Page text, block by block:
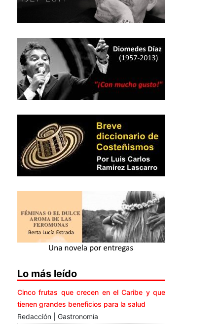
Lo más leído
Cinco frutas que crecen en el Caribe y que
tienen grandes beneficios para la salud
Redacción | Gastronomía